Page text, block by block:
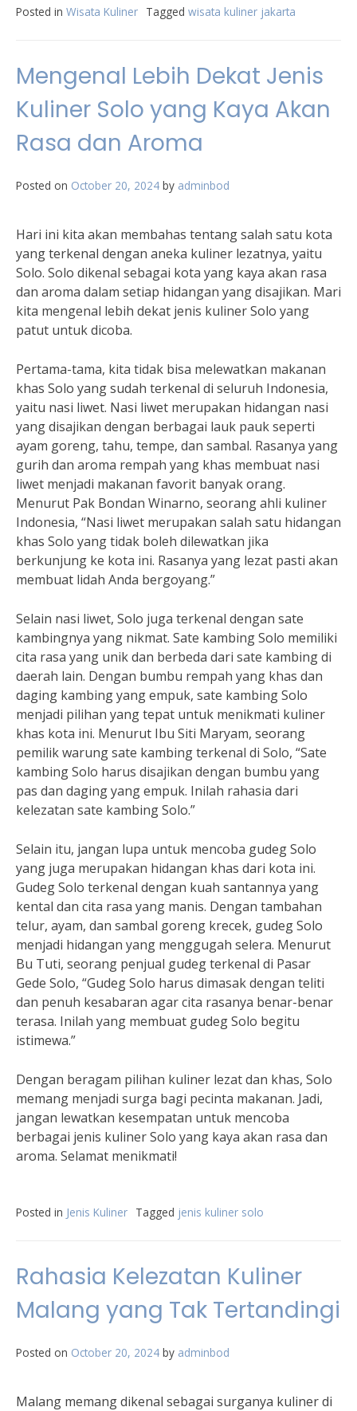
Posted in Wisata Kuliner Tagged wisata kuliner jakarta
Mengenal Lebih Dekat Jenis
Kuliner Solo yang Kaya Akan
Rasa dan Aroma
Posted on October 20, 2024 by adminbod
Hari ini kita akan membahas tentang salah satu kota
yang terkenal dengan aneka kuliner lezatnya, yaitu
Solo. Solo dikenal sebagai kota yang kaya akan rasa
dan aroma dalam setiap hidangan yang disajikan. Mari
kita mengenal lebih dekat jenis kuliner Solo yang
patut untuk dicoba.
Pertama-tama, kita tidak bisa melewatkan makanan
khas Solo yang sudah terkenal di seluruh Indonesia,
yaitu nasi liwet. Nasi liwet merupakan hidangan nasi
yang disajikan dengan berbagai lauk pauk seperti
ayam goreng, tahu, tempe, dan sambal. Rasanya yang
gurih dan aroma rempah yang khas membuat nasi
liwet menjadi makanan favorit banyak orang.
Menurut Pak Bondan Winarno, seorang ahli kuliner
Indonesia, “Nasi liwet merupakan salah satu hidangan
khas Solo yang tidak boleh dilewatkan jika
berkunjung ke kota ini. Rasanya yang lezat pasti akan
membuat lidah Anda bergoyang.”
Selain nasi liwet, Solo juga terkenal dengan sate
kambingnya yang nikmat. Sate kambing Solo memiliki
cita rasa yang unik dan berbeda dari sate kambing di
daerah lain. Dengan bumbu rempah yang khas dan
daging kambing yang empuk, sate kambing Solo
menjadi pilihan yang tepat untuk menikmati kuliner
khas kota ini. Menurut Ibu Siti Maryam, seorang
pemilik warung sate kambing terkenal di Solo, “Sate
kambing Solo harus disajikan dengan bumbu yang
pas dan daging yang empuk. Inilah rahasia dari
kelezatan sate kambing Solo.”
Selain itu, jangan lupa untuk mencoba gudeg Solo
yang juga merupakan hidangan khas dari kota ini.
Gudeg Solo terkenal dengan kuah santannya yang
kental dan cita rasa yang manis. Dengan tambahan
telur, ayam, dan sambal goreng krecek, gudeg Solo
menjadi hidangan yang menggugah selera. Menurut
Bu Tuti, seorang penjual gudeg terkenal di Pasar
Gede Solo, “Gudeg Solo harus dimasak dengan teliti
dan penuh kesabaran agar cita rasanya benar-benar
terasa. Inilah yang membuat gudeg Solo begitu
istimewa.”
Dengan beragam pilihan kuliner lezat dan khas, Solo
memang menjadi surga bagi pecinta makanan. Jadi,
jangan lewatkan kesempatan untuk mencoba
berbagai jenis kuliner Solo yang kaya akan rasa dan
aroma. Selamat menikmati!
Posted in Jenis Kuliner Tagged jenis kuliner solo
Rahasia Kelezatan Kuliner
Malang yang Tak Tertandingi
Posted on October 20, 2024 by adminbod
Malang memang dikenal sebagai surganya kuliner di